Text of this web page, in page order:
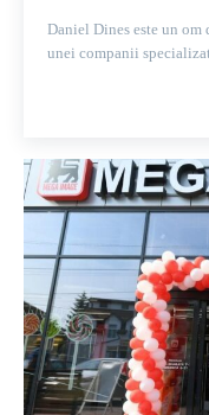
Daniel Dines este un om
unei companii